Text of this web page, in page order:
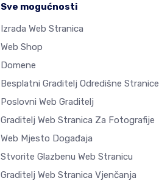
Sve mogućnosti
Izrada Web Stranica
Web Shop
Domene
Besplatni Graditelj Odredišne Stranice
Poslovni Web Graditelj
Graditelj Web Stranica Za Fotografije
Web Mjesto Događaja
Stvorite Glazbenu Web Stranicu
Graditelj Web Stranica Vjenčanja